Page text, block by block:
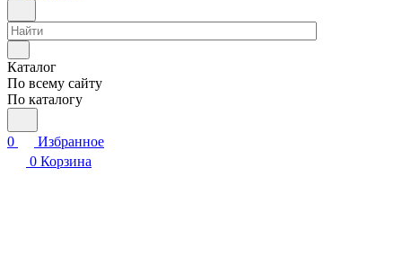
Каталог
По всему сайту
По каталогу
0
Избранное
0 Корзина